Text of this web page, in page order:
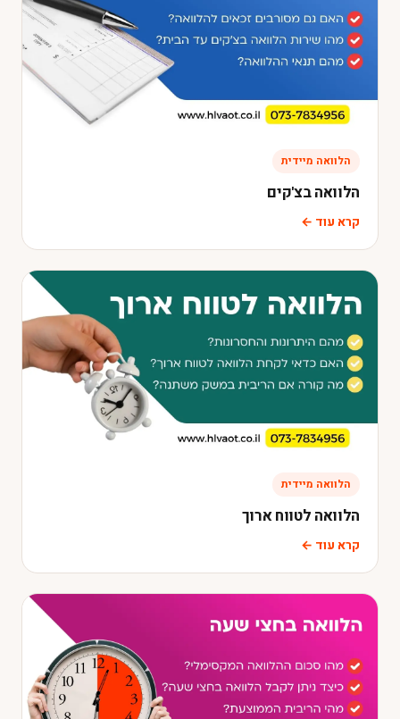
הלוואה מיידית
הלוואה בצ'קים
קרא עוד ←
הלוואה מיידית
הלוואה לטווח ארוך
קרא עוד ←